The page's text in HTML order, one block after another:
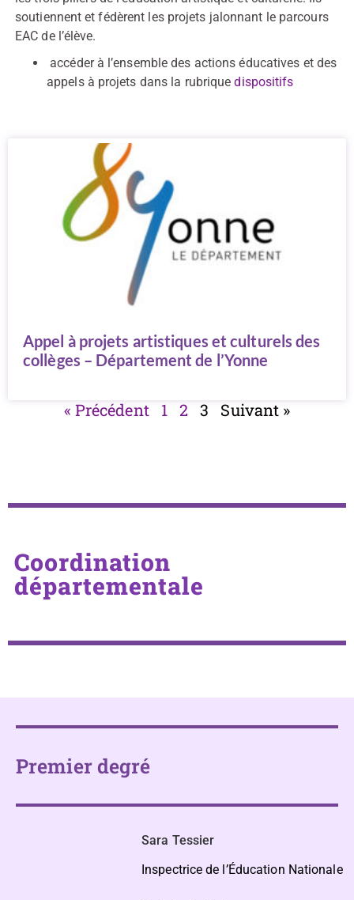
soutiennent et fédèrent les projets jalonnant le parcours
EAC de l’élève.
accéder à l’ensemble des actions éducatives et des
appels à projets dans la rubriquedispositifs
Appel à projets artistiques et culturels des
collèges – Département de l’Yonne
« Précédent 1 2 3 Suivant »
Coordination
départementale
Premier degré
Sara Tessier
Inspectrice de l’Éducation Nationale